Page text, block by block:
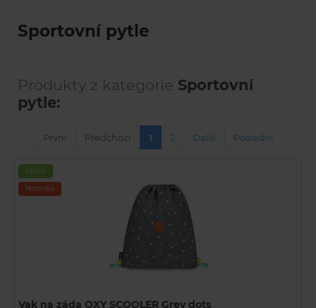
Sportovní pytle
Produkty z kategorie Sportovní
pytle:
První Předchozí 1 2 Další Poslední
Akční
Novinka
Vak na záda OXY SCOOLER Grey dots